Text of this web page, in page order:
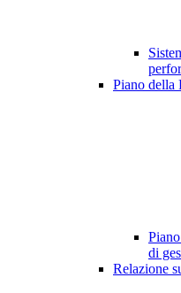
Piano della
di
Relazione